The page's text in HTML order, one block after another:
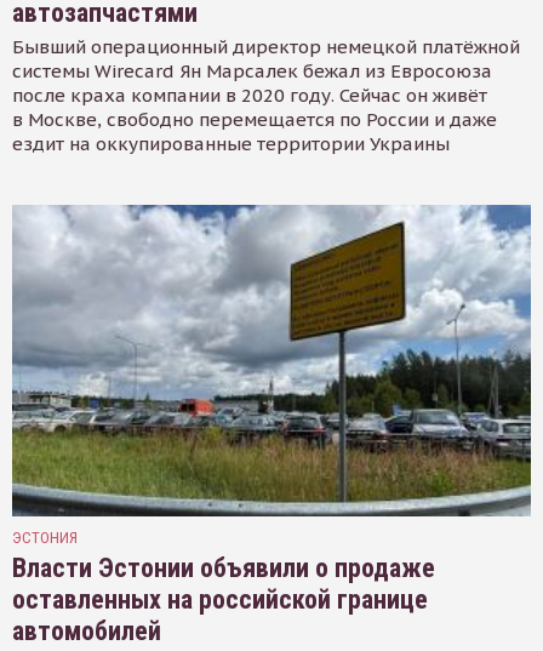
автозапчастями
Бывший операционный директор немецкой платёжной
системы Wirecard Ян Марсалек бежал из Евросоюза
после краха компании в 2020 году. Сейчас он живёт
в Москве, свободно перемещается по России и даже
ездит на оккупированные территории Украины
ЭСТОНИЯ
Власти Эстонии объявили о продаже
оставленных на российской границе
автомобилей